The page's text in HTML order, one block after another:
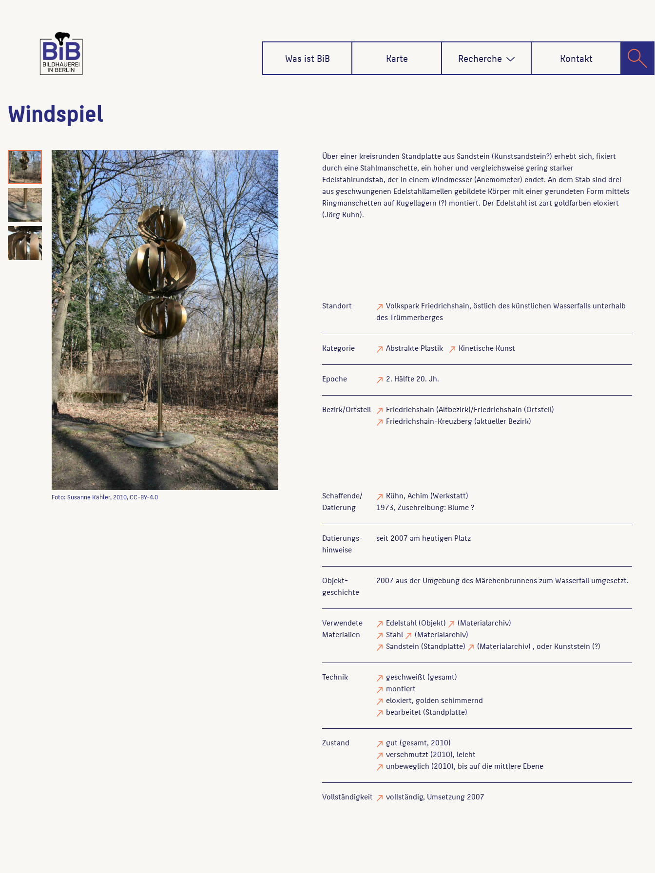
Was ist BiB Karte Recherche Kontakt
Windspiel
Foto: Susanne Kähler, 2010, CC-BY-4.0
Über einer kreisrunden Standplatte aus Sandstein (Kunstsandstein?) erhebt sich, fixiert
durch eine Stahlmanschette, ein hoher und vergleichsweise gering starker
Edelstahlrundstab, der in einem Windmesser (Anemometer) endet. An dem Stab sind drei
aus geschwungenen Edelstahllamellen gebildete Körper mit einer gerundeten Form mittels
Ringmanschetten auf Kugellagern (?) montiert. Der Edelstahl ist zart goldfarben eloxiert
(Jörg Kuhn).
Standort
Volkspark Friedrichshain, östlich des künstlichen Wasserfalls unterhalb
des Trümmerberges
Kategorie Abstrakte Plastik Kinetische Kunst
Epoche 2. Hälfte 20. Jh.
Bezirk/Ortsteil
Friedrichshain (Altbezirk)/Friedrichshain (Ortsteil)
Friedrichshain-Kreuzberg (aktueller Bezirk)
Schaffende/
Datierung
Kühn, Achim (Werkstatt)
1973, Zuschreibung: Blume ?
Datierungs­
hinweise
seit 2007 am heutigen Platz
Objekt­
geschichte
2007 aus der Umgebung des Märchenbrunnens zum Wasserfall umgesetzt.
Verwendete
Materialien
Edelstahl(Objekt)
(Materialarchiv)
Stahl
(Materialarchiv)
Sandstein (Standplatte) (Materialarchiv) , oder Kunststein (?)
Technik geschweißt (gesamt)
montiert
eloxiert, golden schimmernd
bearbeitet (Standplatte)
Zustand gut (gesamt, 2010)
verschmutzt (2010), leicht
unbeweglich (2010), bis auf die mittlere Ebene
Vollständigkeit vollständig, Umsetzung 2007